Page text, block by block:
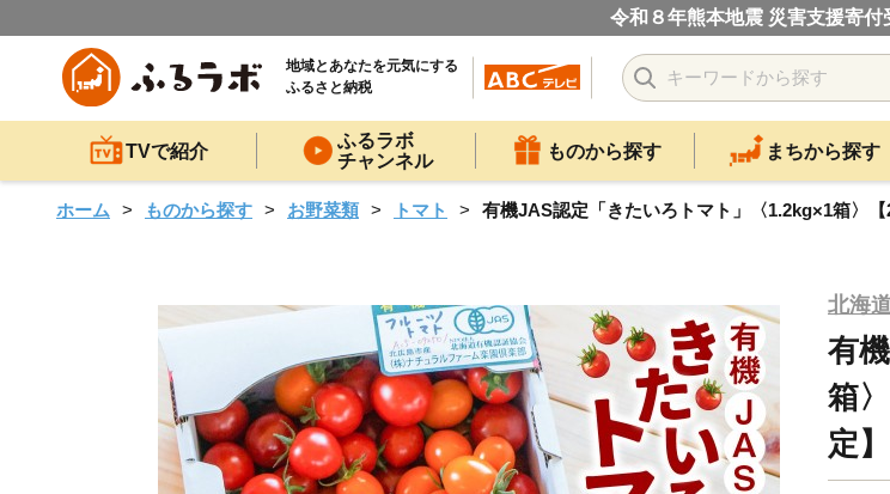
令和８年熊本地震 災害支援寄付
地域とあなたを元気にする
ふるさと納税
TVで紹介
ふるラボ
チャンネル
ものから探す まちから探す
ホーム ものから探す お野菜類 トマト 有機JAS認定「きたいろトマト」〈1.2kg×1箱〉
北海
有
箱
定